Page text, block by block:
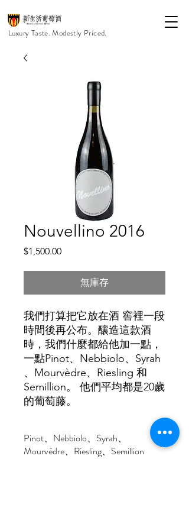
Luxury Taste. Modestly Priced.
Nouvellino 2016
$1,500.00價
無庫存
我們打算把它放在酒 窖裡一段
時間後再公布。釀造這款酒
時，我們什麼都給他加一點，
一點Pinot、 Nebbiolo、 Syrah
、 Mourvèdre、 Riesling 和
Semillion。 他們平均都是20歲
的葡萄藤。
Pinot、Nebbiolo、Syrah、
Mourvèdre、Riesling、Semillion